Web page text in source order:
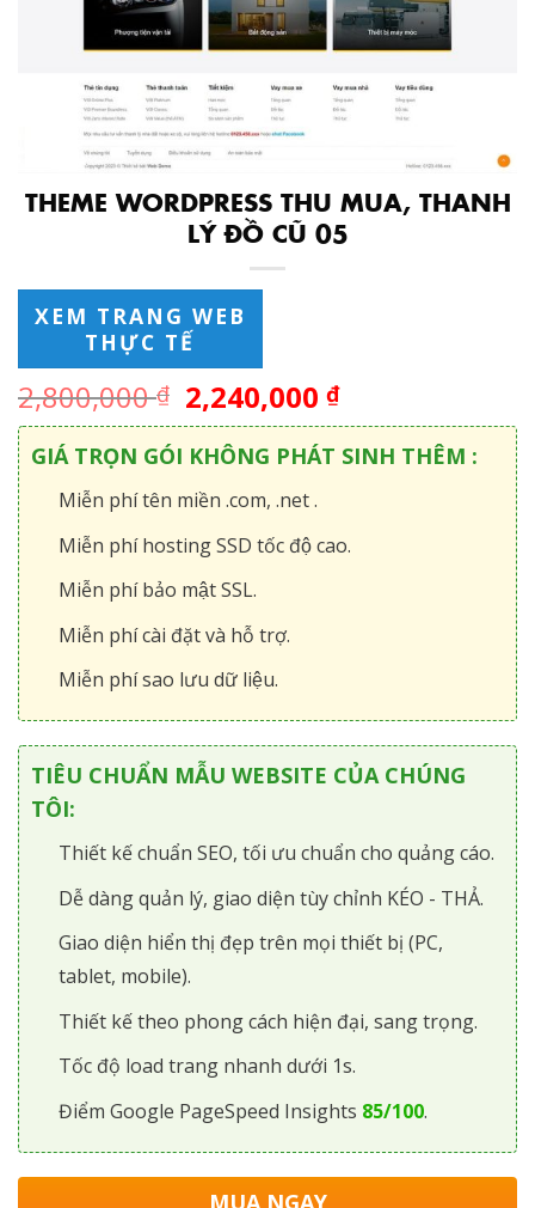
THEME WORDPRESS THU MUA, THANH
LÝ ĐỒ CŨ 05
XEM TRANG WEB
THỰC TẾ
2,800,000₫ 2,240,000₫
GIÁ TRỌN GÓI KHÔNG PHÁT SINH THÊM :
Miễn phí tên miền .com, .net .
Miễn phí hosting SSD tốc độ cao.
Miễn phí bảo mật SSL.
Miễn phí cài đặt và hỗ trợ.
Miễn phí sao lưu dữ liệu.
TIÊU CHUẨN MẪU WEBSITE CỦA CHÚNG
TÔI:
Thiết kế chuẩn SEO, tối ưu chuẩn cho quảng cáo.
Dễ dàng quản lý, giao diện tùy chỉnh KÉO - THẢ.
Giao diện hiển thị đẹp trên mọi thiết bị (PC,
tablet, mobile).
Thiết kế theo phong cách hiện đại, sang trọng.
Tốc độ load trang nhanh dưới 1s.
Điểm Google PageSpeed Insights 85/100.
MUA NGAY